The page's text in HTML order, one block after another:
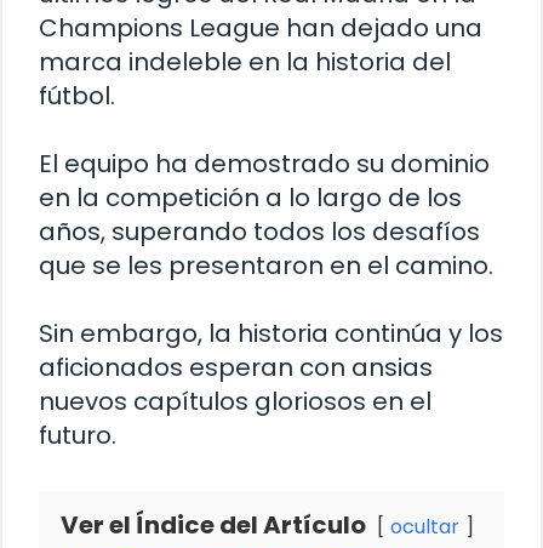
Champions League han dejado una
marca indeleble en la historia del
fútbol.
El equipo ha demostrado su dominio
en la competición a lo largo de los
años, superando todos los desafíos
que se les presentaron en el camino.
Sin embargo, la historia continúa y los
aficionados esperan con ansias
nuevos capítulos gloriosos en el
futuro.
Ver el Índice del Artículo ocultar